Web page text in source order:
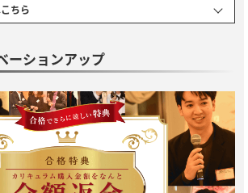
ちら
ーションアップ